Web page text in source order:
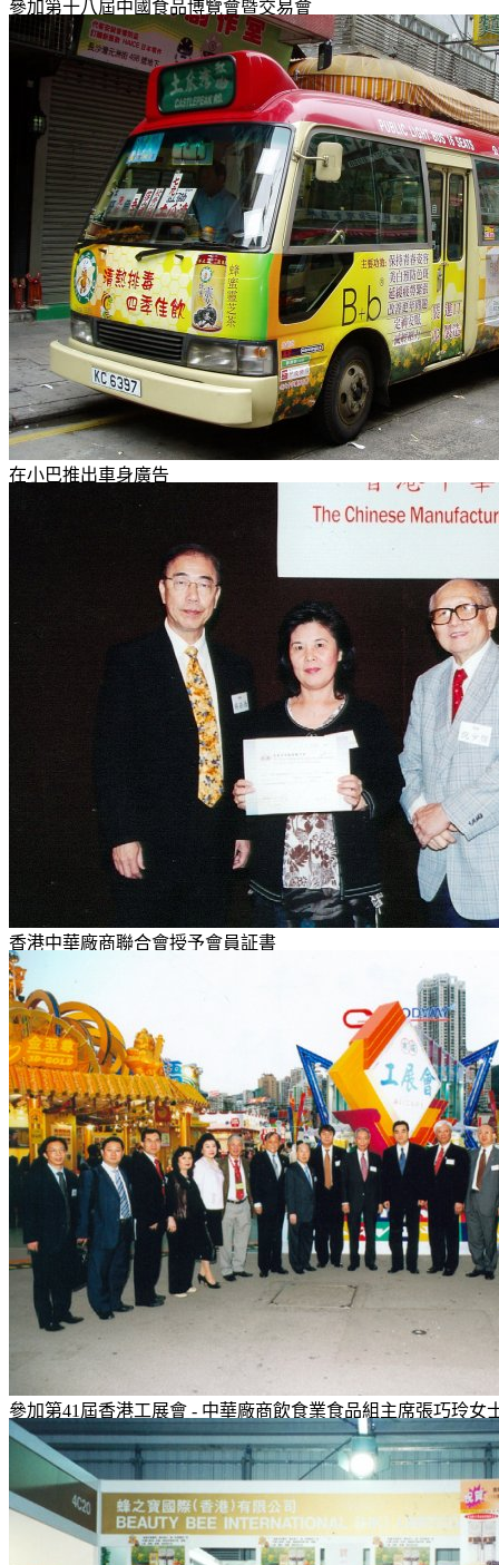
參加第十八屆中國食品博覽會暨交易會
在小巴推出車身廣告
香港中華廠商聯合會授予會員証書
參加第41屆香港工展會 - 中華廠商飲食業食品組主席張巧玲女
廖...